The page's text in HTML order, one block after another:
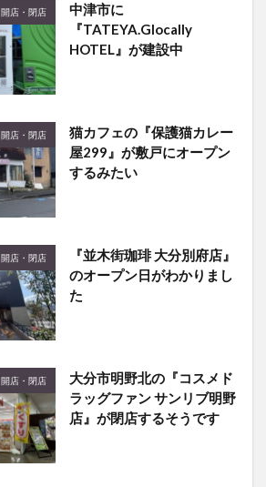
開店・閉店
中津市に
『TATEYA.Glocally
HOTEL』が建設中
開店・閉店
猫カフェの『保護猫カレー
屋299』が敷戸にオープン
するみたい
開店・閉店
『並木街珈琲 大分別府店』
のオープン日がわかりまし
た
開店・閉店
大分市明野北の『コスメド
ラッグファン サンリブ明野
店』が閉店するそうです